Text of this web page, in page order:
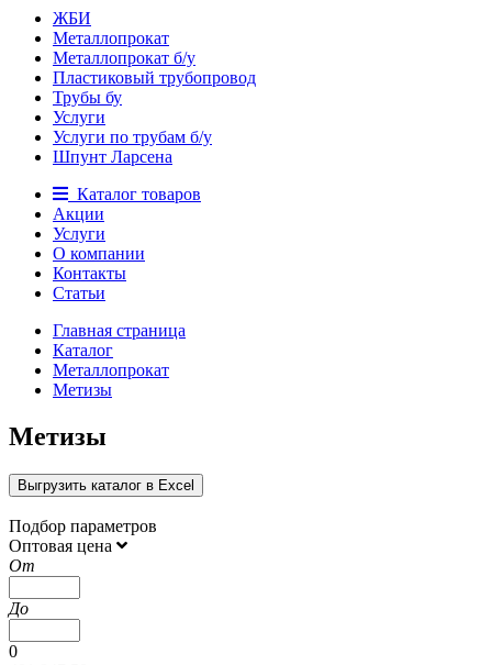
ЖБИ
Металлопрокат
Металлопрокат б/у
Пластиковый трубопровод
Трубы бу
Услуги
Услуги по трубам б/у
Шпунт Ларсена
Каталог товаров
Акции
Услуги
О компании
Контакты
Статьи
Главная страница
Каталог
Металлопрокат
Метизы
Метизы
Выгрузить каталог в Excel
Подбор параметров
Оптовая цена
От
До
0